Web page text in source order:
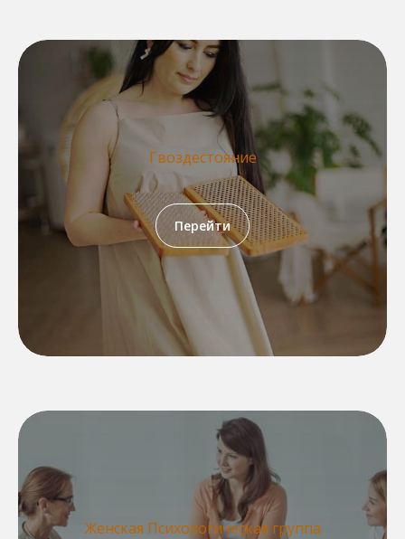
Гвоздестояние
Перейти
Женская Психологическая группа